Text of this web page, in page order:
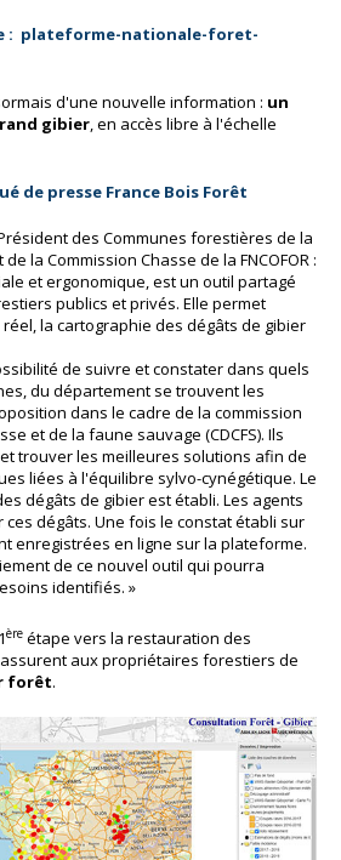
: plateforme-nationale-foret-
d'une nouvelle information : un
gibier, en accès libre à l'échelle
de presse France Bois Forêt
des Communes forestières de la
la Commission Chasse de la FNCOFOR :
et ergonomique, est un outil partagé
publics et privés. Elle permet
la cartographie des dégâts de gibier
de suivre et constater dans quels
du département se trouvent les
dans le cadre de la commission
et de la faune sauvage (CDCFS). Ils
trouver les meilleures solutions afin de
liées à l'équilibre sylvo-cynégétique. Le
dégâts de gibier est établi. Les agents
ces dégâts. Une fois le constat établi sur
enregistrées en ligne sur la plateforme.
de ce nouvel outil qui pourra
identifiés. »
ère étape vers la restauration des
aux propriétaires forestiers de
forêt.